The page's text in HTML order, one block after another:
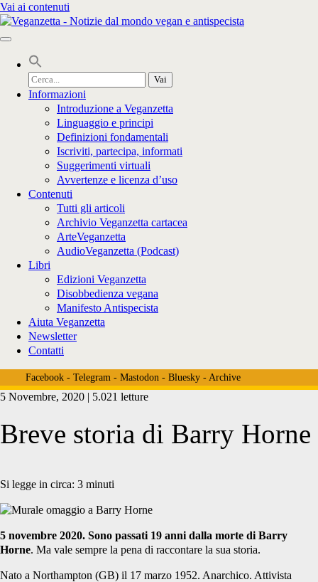
Vai ai contenuti
Cerca
per:
Informazioni
Introduzione a Veganzetta
Linguaggio e principi
Definizioni fondamentali
Iscriviti, partecipa, informati
Suggerimenti virtuali
Avvertenze e licenza d’uso
Contenuti
Tutti gli articoli
Archivio Veganzetta cartacea
ArteVeganzetta
AudioVeganzetta (Podcast)
Libri
Edizioni Veganzetta
Disobbedienza vegana
Manifesto Antispecista
Aiuta Veganzetta
Newsletter
Contatti
Facebook- Telegram- Mastodon- Bluesky- Archive
5 Novembre, 2020 | 5.021 letture
Breve storia di Barry Horne
Si legge in circa: 3 minuti
5 novembre 2020. Sono passati 19 anni dalla morte di Barry
Horne. Ma vale sempre la pena di raccontare la sua storia.
Nato a Northampton (GB) il 17 marzo 1952. Anarchico. Attivista